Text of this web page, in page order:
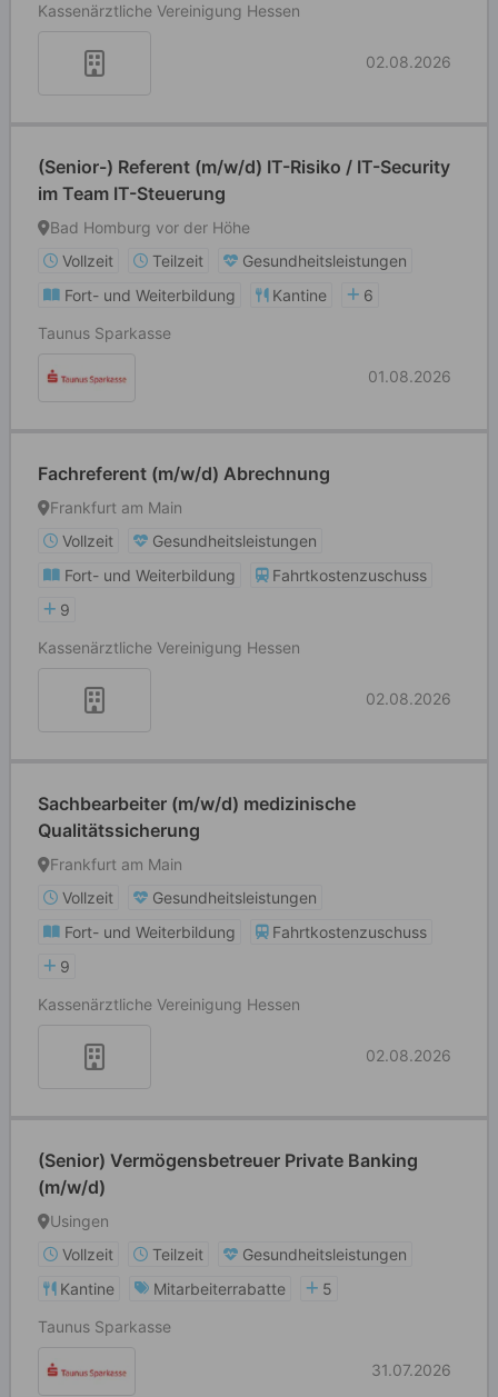
Kassenärztliche Vereinigung Hessen
02.08.2026
(Senior-) Referent (m/w/d) IT-Risiko / IT-Security
im Team IT-Steuerung
Bad Homburg vor der Höhe
Vollzeit
Teilzeit
Gesundheitsleistungen
Fort- und Weiterbildung
Kantine
6
Taunus Sparkasse
01.08.2026
Fachreferent (m/w/d) Abrechnung
Frankfurt am Main
Vollzeit
Gesundheitsleistungen
Fort- und Weiterbildung
Fahrtkostenzuschuss
9
Kassenärztliche Vereinigung Hessen
02.08.2026
Sachbearbeiter (m/w/d) medizinische
Qualitätssicherung
Frankfurt am Main
Vollzeit
Gesundheitsleistungen
Fort- und Weiterbildung
Fahrtkostenzuschuss
9
Kassenärztliche Vereinigung Hessen
02.08.2026
(Senior) Vermögensbetreuer Private Banking
(m/w/d)
Usingen
Vollzeit
Teilzeit
Gesundheitsleistungen
Kantine
Mitarbeiterrabatte
5
Taunus Sparkasse
31.07.2026